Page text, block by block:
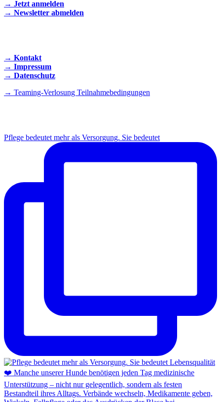
→ Jetzt anmelden
→ Newsletter abmelden
→ Kontakt
→ Impressum
→ Datenschutz
→ Teaming-Verlosung Teilnahmebedingungen
Pflege bedeutet mehr als Versorgung. Sie bedeutet